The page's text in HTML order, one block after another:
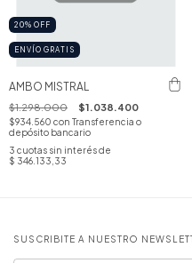
20% OFF
ENVÍO GRATIS
AMBO MISTRAL
$1.298.000 $1.038.400
$934.560 con Transferencia o
depósito bancario
3 cuotas sin interés de
$ 346.133,33
SUSCRIBITE A NUESTRO